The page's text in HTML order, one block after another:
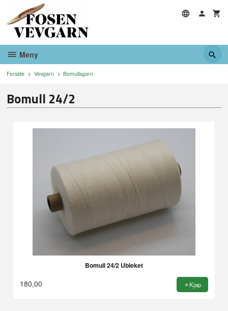
innholdet
Meny
Forside Vevgarn Bomullsgarn
Bomull 24/2
Bomull 24/2 Ubleket
180,00 Kjøp